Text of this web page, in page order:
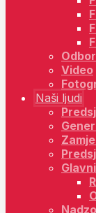
Video
Naši ljudi